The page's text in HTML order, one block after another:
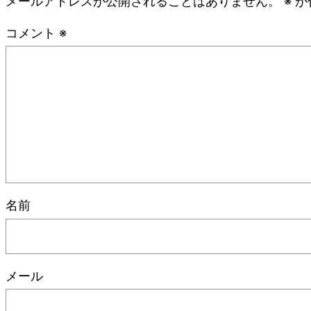
コメント ※
名前
メール